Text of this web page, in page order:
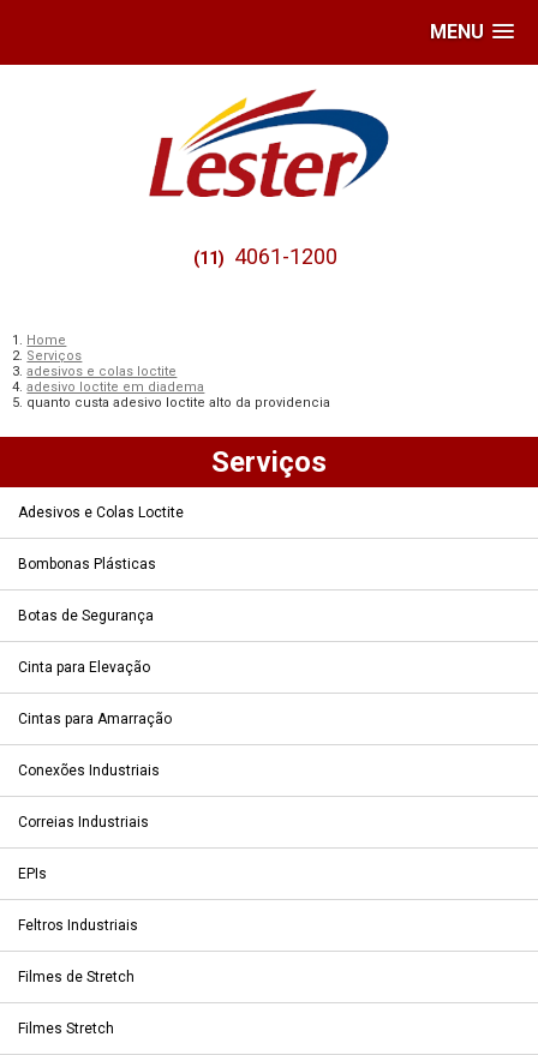
MENU
(11) 4061-1200
Home
Serviços
adesivos e colas loctite
adesivo loctite em diadema
quanto custa adesivo loctite alto da providencia
Serviços
Adesivos e Colas Loctite
Bombonas Plásticas
Botas de Segurança
Cinta para Elevação
Cintas para Amarração
Conexões Industriais
Correias Industriais
EPIs
Feltros Industriais
Filmes de Stretch
Filmes Stretch